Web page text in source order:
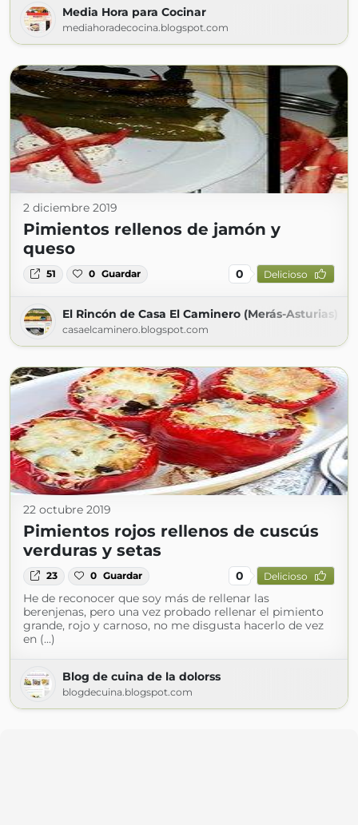
Media Hora para Cocinar
mediahoradecocina.blogspot.com
2 diciembre 2019
Pimientos rellenos de jamón y
queso
51 0 Guardar 0 Delicioso
El Rincón de Casa El Caminero (Merás-Asturias)
casaelcaminero.blogspot.com
22 octubre 2019
Pimientos rojos rellenos de cuscús
verduras y setas
23 0 Guardar 0 Delicioso
He de reconocer que soy más de rellenar las
berenjenas, pero una vez probado rellenar el pimiento
grande, rojo y carnoso, no me disgusta hacerlo de vez
en (...)
Blog de cuina de la dolorss
blogdecuina.blogspot.com